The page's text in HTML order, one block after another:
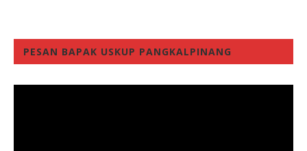
PESAN BAPAK USKUP PANGKALPINANG